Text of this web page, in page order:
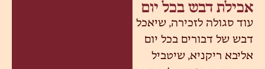
אכילת דבש בכל יום
עוד סגולה לזכירה, שיאכל
דבש של דבורים בכל יום
אליבא ריקניא, שיטביל